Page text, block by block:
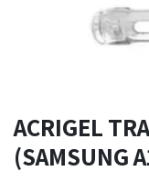
ACRIGEL
(SAMSUNG